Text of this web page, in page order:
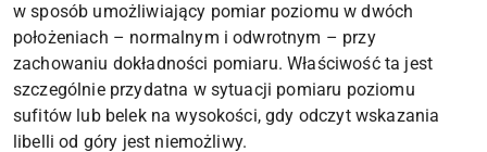
w sposób umożliwiający pomiar poziomu w dwóch
położeniach – normalnym i odwrotnym – przy
zachowaniu dokładności pomiaru. Właściwość ta jest
szczególnie przydatna w sytuacji pomiaru poziomu
sufitów lub belek na wysokości, gdy odczyt wskazania
libelli od góry jest niemożliwy.